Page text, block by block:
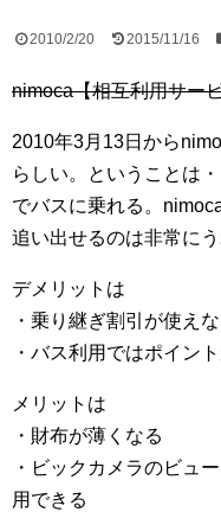
2010/2/20 2015/11/16
nimoca【相互利用サー
2010年3月13日から
らしい。ということは
でバスに乗れる。
追い出せるのは非常にう
デメリットは
・乗り継ぎ割引が使え
・バス利用ではポイン
メリットは
・財布が薄くなる
・ビックカメラのビュ
用できる